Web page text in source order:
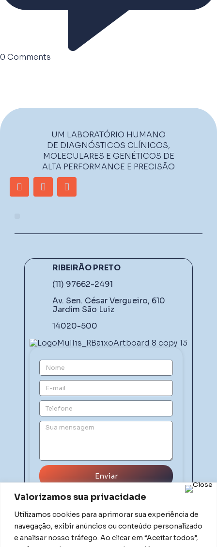
Valorizamos sua privacidade
Utilizamos cookies para aprimorar sua experiência de
navegação, exibir anúncios ou conteúdo personalizado
e analisar nosso tráfego. Ao clicar em “Aceitar todos”,
0 Comments
UM LABORATÓRIO HUMANO
DE DIAGNÓSTICOS CLÍNICOS,
MOLECULARES E GENÉTICOS DE
ALTA PERFORMANCE E PRECISÃO
RIBEIRÃO PRETO
(11) 97662-2491
Av. Sen. César Vergueiro, 610
Jardim São Luiz
14020-500
Enviar